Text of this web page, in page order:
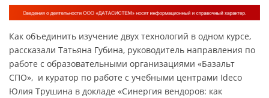
Как объединить изучение двух технологий в одном курсе,
рассказали Татьяна Губина, руководитель направления по
работе с образовательными организациями «Базальт
СПО», и куратор по работе с учебными центрами Ideco
Юлия Трушина в докладе «Синергия вендоров: как